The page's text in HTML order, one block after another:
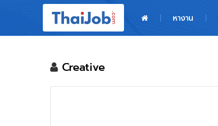
หางาน
ผู้สมัครงาน: เข้าสู่ระบบ
Creative